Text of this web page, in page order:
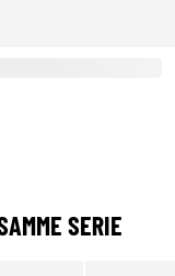
SERIE